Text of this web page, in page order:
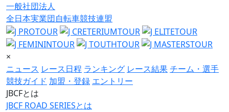
一般社団法人
全日本実業団自転車競技連盟
×
ニュース レース日程 ランキング レース結果チーム・選手
競技ガイド 加盟・登録 エントリー
JBCFとは
JBCF ROAD SERIESとは